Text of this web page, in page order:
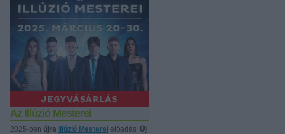
Az Illúzió Mesterei
2025-ben újra Illúzió Mesterei előadás! Új